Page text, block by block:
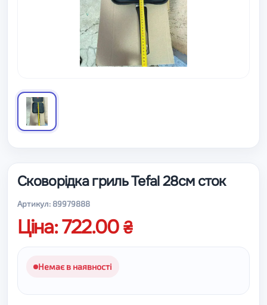
Сковорідка гриль Tefal 28см сток
Артикул: 89979888
Ціна: 722.00
Немає в наявності